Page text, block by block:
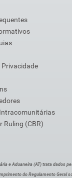
Privacidade
Ruling (CBR)
e Aduaneira (AT) trata dados
do Regulamento Geral